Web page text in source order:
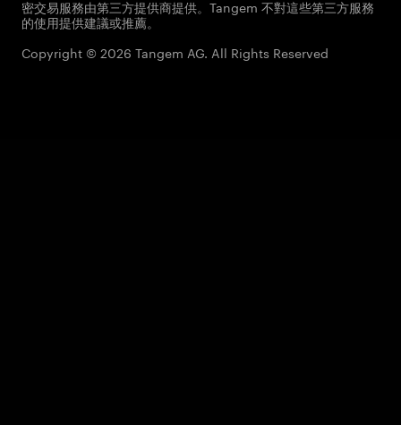
密交易服務由第三方提供商提供。Tangem 不對這些第三方服務
的使用提供建議或推薦。